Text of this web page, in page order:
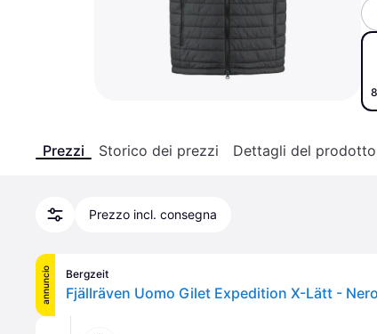
Prezzi Storico dei prezzi Dettagli del prodotto
Prezzo incl. consegna
annuncio Bergzeit
Fjällräven Uomo Gilet Expedition X-Lätt - Nero